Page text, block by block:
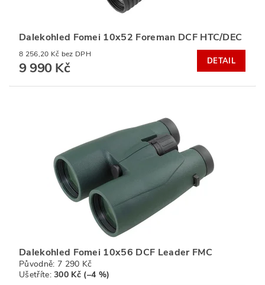
Dalekohled Fomei 10x52 Foreman DCF HTC/DEC
8 256,20 Kč bez DPH
9 990 Kč DETAIL
Dalekohled Fomei 10x56 DCF Leader FMC
Původně: 7 290 Kč
Ušetříte:300 Kč (–4 %)